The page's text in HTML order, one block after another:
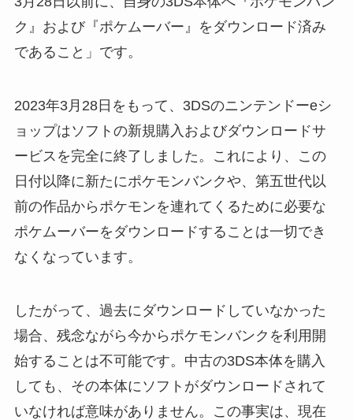
ク』および『ポケムーバー』をダウンロード済み
であること」です。
2023年3月28日をもって、3DSのニンテンドーeシ
ョップはソフトの新規購入およびダウンロードサ
ービスを完全に終了しました。これにより、この
日付以降に新たにポケモンバンクや、第五世代以
前の作品からポケモンを連れてくるために必要な
ポケムーバーをダウンロードすることは一切でき
なくなっています。
したがって、過去にダウンロードしていなかった
場合、残念ながら今からポケモンバンクを利用開
始することは不可能です。中古の3DS本体を購入
しても、その本体にソフトがダウンロードされて
いなければ意味がありません。この事実は、現在